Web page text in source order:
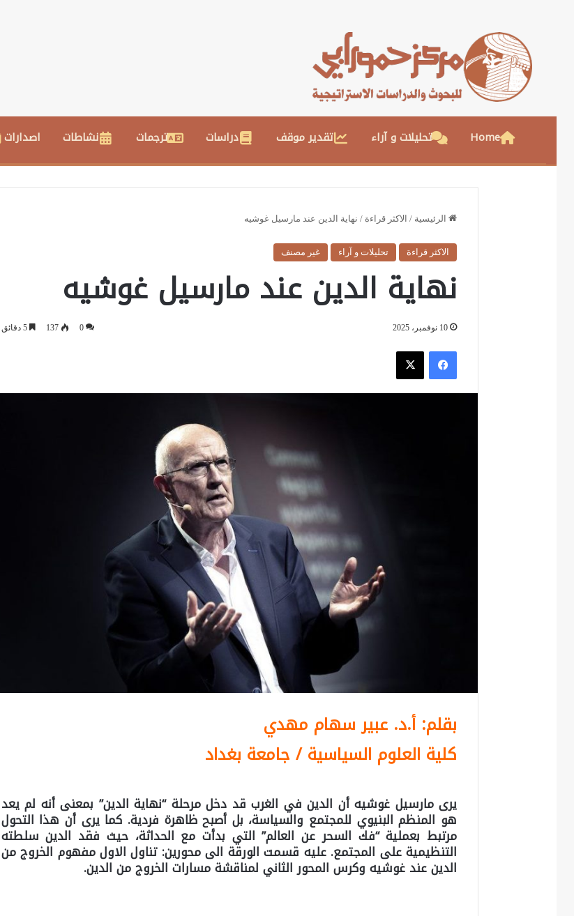
Home تحليلات و آراء تقدير موقف دراسات ترجمات نشاطات اصدارات
الرئيسية / الاكثر قراءة / نهاية الدين عند مارسيل غوشيه
الاكثر قراءة تحليلات و آراء غير مصنف
نهاية الدين عند مارسيل غوشيه
10 نوفمبر، 2025 0
137 5 دقائق
فيسبوك
بقلم: أ.د. عبير سهام مهدي
كلية العلوم السياسية / جامعة بغداد
يرى مارسيل غوشيه أن الدين في الغرب قد دخل مرحلة “نهاية الدين” بمعنى أنه لم يعد
هو المنظم البنيوي للمجتمع والسياسة، بل أصبح ظاهرة فردية. كما يرى أن هذا التحول
مرتبط بعملية “فك السحر عن العالم” التي بدأت مع الحداثة، حيث فقد الدين سلطته
التنظيمية على المجتمع. عليه قسمت الورقة الى محورين: تناول الاول مفهوم الخروج من
الدين عند غوشيه وكرس المحور الثاني لمناقشة مسارات الخروج من الدين.